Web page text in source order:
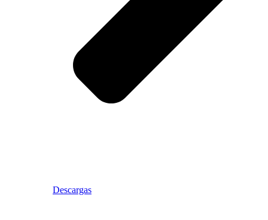
Descargas